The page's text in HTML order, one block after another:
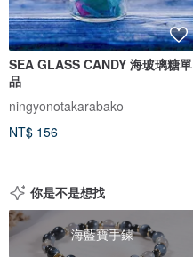
SEA GLASS CANDY 海玻璃糖單
品
ningyonotakarabako
NT$ 156
你是不是想找
海藍寶手鍊